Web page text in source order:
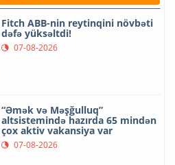
Fitch ABB-nin reytinqini növbəti
dəfə yüksəltdi!
07-08-2026
“Əmək və Məşğulluq”
altsistemində hazırda 65 mindən
çox aktiv vakansiya var
07-08-2026